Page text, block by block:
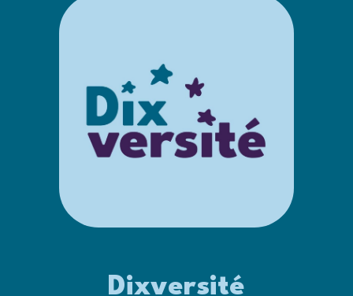
Dixversité